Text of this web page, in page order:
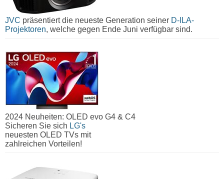
JVC präsentiert die neueste Generation seiner D-ILA-
Projektoren, welche gegen Ende Juni verfügbar sind.
2024 Neuheiten: OLED evo G4 & C4
Sicheren Sie sich LG's
neuesten OLED TVs mit
zahlreichen Vorteilen!